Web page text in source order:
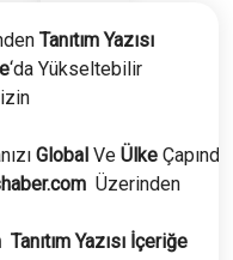
Tanıtım Yazısı
‘da Yükseltebilir
Global Ve Ülke Çapında
Üzerinden
Tanıtım Yazısı İçeriğe